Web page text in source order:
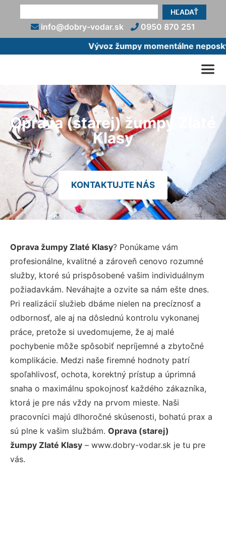
HĽADAŤ
info@dobry-vodar.sk
0950 870 251
Vývoz žumpy momentálne
Oprava (starej) žumpy Zlaté
Klasy
KONTAKTUJTE NÁS
Oprava žumpy Zlaté Klasy? Ponúkame vám
profesionálne, kvalitné a zároveň cenovo rozumné
služby, ktoré sú prispôsobené vašim individuálnym
požiadavkám. Neváhajte a ozvite sa nám ešte dnes.
Pri realizácií služieb dbáme nielen na precíznosť a
odbornosť, ale aj na dôslednú kontrolu vykonanej
práce, pretože si uvedomujeme, že aj malé
pochybenie môže spôsobiť nepríjemné a zbytočné
komplikácie. Medzi naše firemné hodnoty patrí
spoľahlivosť, ochota, korektný prístup a úprimná
snaha o maximálnu spokojnosť každého zákazníka,
ktorá je pre nás vždy na prvom mieste. Naši
pracovníci majú dlhoročné skúsenosti, bohatú prax a
sú plne k vašim službám. Oprava (starej)
žumpy Zlaté Klasy – www.dobry-vodar.sk je tu pre
vás.